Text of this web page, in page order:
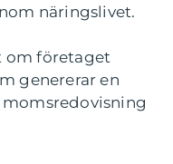
näringslivet.
om företaget
genererar en